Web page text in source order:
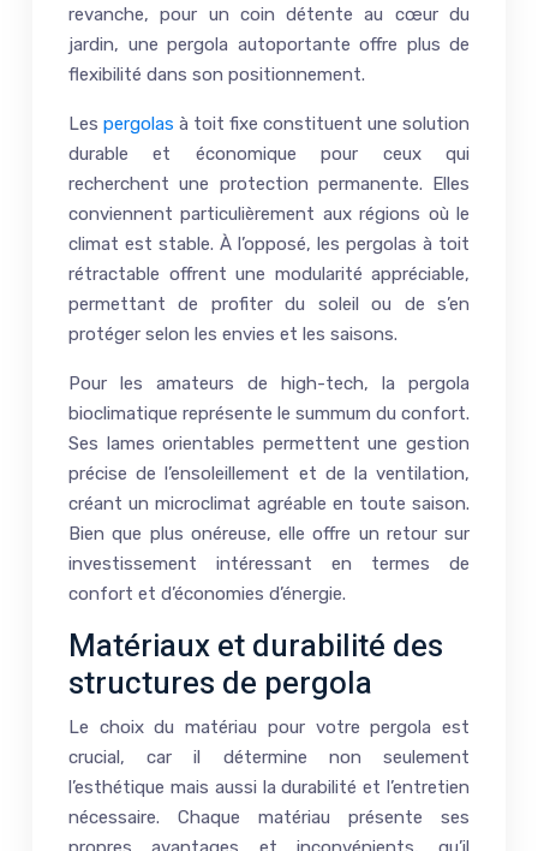
revanche, pour un coin détente au cœur du
jardin, une pergola autoportante offre plus de
flexibilité dans son positionnement.
Les pergolas à toit fixe constituent une solution
durable et économique pour ceux qui
recherchent une protection permanente. Elles
conviennent particulièrement aux régions où le
climat est stable. À l’opposé, les pergolas à toit
rétractable offrent une modularité appréciable,
permettant de profiter du soleil ou de s’en
protéger selon les envies et les saisons.
Pour les amateurs de high-tech, la pergola
bioclimatique représente le summum du confort.
Ses lames orientables permettent une gestion
précise de l’ensoleillement et de la ventilation,
créant un microclimat agréable en toute saison.
Bien que plus onéreuse, elle offre un retour sur
investissement intéressant en termes de
confort et d’économies d’énergie.
Matériaux et durabilité des
structures de pergola
Le choix du matériau pour votre pergola est
crucial, car il détermine non seulement
l’esthétique mais aussi la durabilité et l’entretien
nécessaire. Chaque matériau présente ses